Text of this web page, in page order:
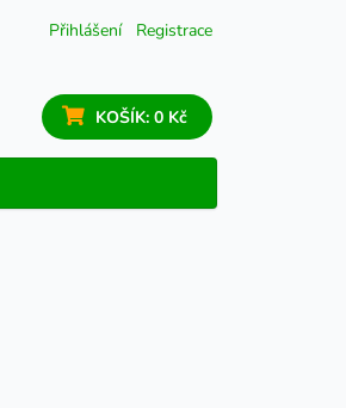
Přihlášení Registrace
KOŠÍK: 0 Kč